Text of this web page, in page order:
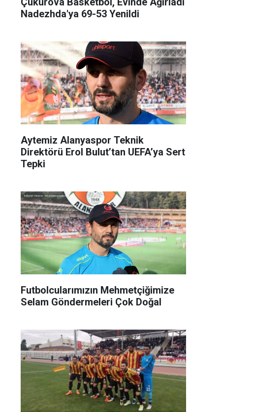
Nadezhda'ya 69-53 Yenildi
Aytemiz Alanyaspor Teknik
Direktörü Erol Bulut’tan UEFA’ya Sert
Tepki
Futbolcularımızın Mehmetçiğimize
Selam Göndermeleri Çok Doğal